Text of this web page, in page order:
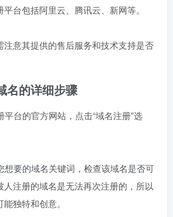
台包括阿里云、腾讯云、新网等。
注意其提供的售后服务和技术支持是否
名的详细步骤
平台的官方网站，点击“域名注册”选
想要的域名关键词，检查该域名是否可
人注册的域名是无法再次注册的，所以
独特和创意。